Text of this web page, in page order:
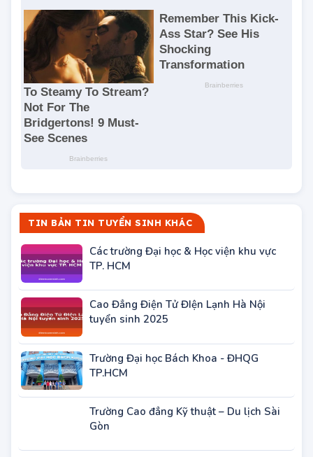
TIN BẢN TIN TUYỂN SINH KHÁC
Các trường Đại học & Học viện khu vực
TP. HCM
Cao Đẳng Điện Tử ĐIện Lạnh Hà Nội
tuyển sinh 2025
Trường Đại học Bách Khoa - ĐHQG
TP.HCM
Trường Cao đẳng Kỹ thuật – Du lịch Sài
Gòn